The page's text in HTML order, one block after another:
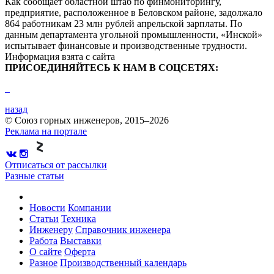
предприятие, расположенное в Беловском районе, задолжало
864 работникам 23 млн рублей апрельской зарплаты. По
данным департамента угольной промышленности, «Инской»
испытывает финансовые и производственные трудности.
Информация взята с сайта
ПРИСОЕДИНЯЙТЕСЬ К НАМ В СОЦСЕТЯХ:
назад
© Союз горных инженеров, 2015–2026
Реклама на портале
Отписаться от рассылки
Разные статьи
Новости Компании
Статьи Техника
Инженеру Справочник инженера
Работа Выставки
О сайте Оферта
Разное Производственный календарь